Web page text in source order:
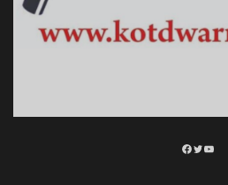
Facebook
Twitter